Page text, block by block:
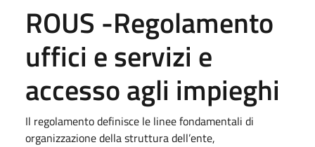
ROUS -Regolamento
uffici e servizi e
accesso agli impieghi
Il regolamento definisce le linee fondamentali di
organizzazione della struttura dell’ente,